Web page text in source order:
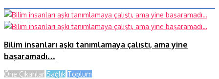
Bilim insanları aşkı tanımlamaya çalıştı, ama yine
başaramadı…
Öne Çıkanlar Sağlık Toplum